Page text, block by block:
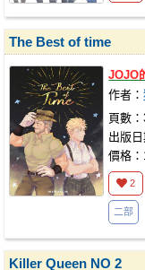
The Best of time
JOJO
作者：
頁數
出版
價格
2
二部
Killer Queen NO 2